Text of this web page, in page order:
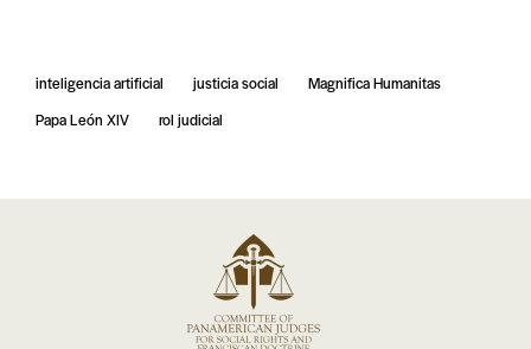
inteligencia artificial justicia social
Magnifica Humanitas
Papa León XIV
rol judicial